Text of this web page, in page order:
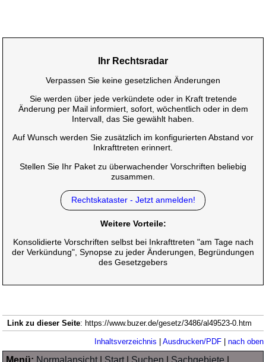
Ihr Rechtsradar
Verpassen Sie keine gesetzlichen Änderungen
Sie werden über jede verkündete oder in Kraft tretende
Änderung per Mail informiert, sofort, wöchentlich oder in dem
Intervall, das Sie gewählt haben.
Auf Wunsch werden Sie zusätzlich im konfigurierten Abstand vor
Inkrafttreten erinnert.
Stellen Sie Ihr Paket zu überwachender Vorschriften beliebig
zusammen.
Rechtskataster - Jetzt anmelden!
Weitere Vorteile:
Konsolidierte Vorschriften selbst bei Inkrafttreten "am Tage nach
der Verkündung", Synopse zu jeder Änderungen, Begründungen
des Gesetzgebers
Link zu dieser Seite: https://www.buzer.de/gesetz/3486/al49523-0.htm
Inhaltsverzeichnis Ausdrucken/PDF| nach oben